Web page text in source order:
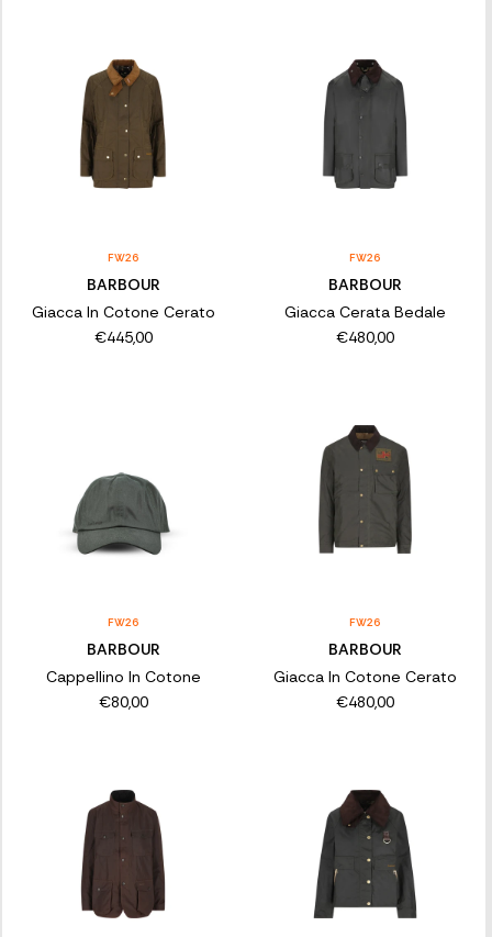
FW26
BARBOUR
Giacca In Cotone Cerato
€445,00
FW26
BARBOUR
Giacca Cerata Bedale
€480,00
FW26
BARBOUR
Cappellino In Cotone
€80,00
FW26
BARBOUR
Giacca In Cotone Cerato
€480,00